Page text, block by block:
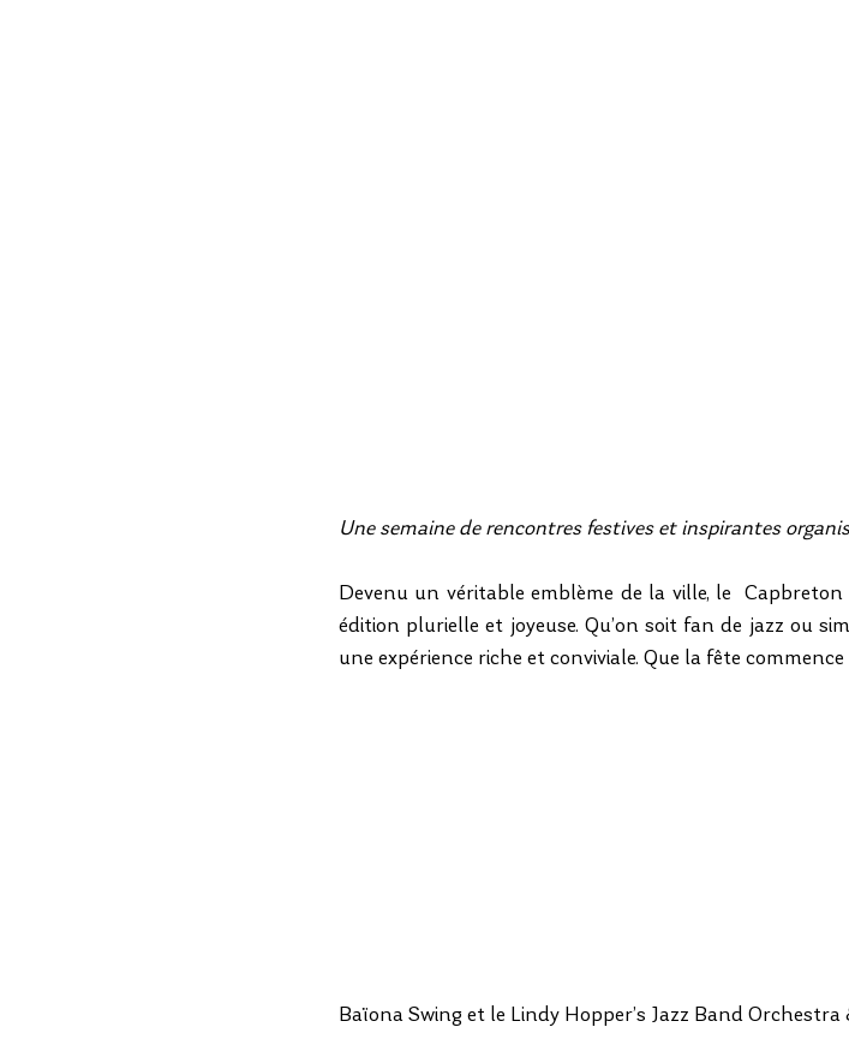
Une semaine de rencontres festives et inspirantes
Devenu un véritable emblème de la ville, le
édition plurielle et joyeuse. Qu’on soit fan de jazz ou
une expérience riche et conviviale. Que la fête commence
Baïona Swing et le Lindy Hopper’s Jazz Band Orchestra